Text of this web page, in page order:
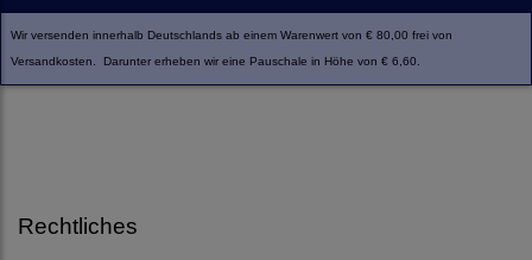
Wir versenden innerhalb Deutschlands ab einem Warenwert von € 80,00 frei von
Versandkosten. Darunter erheben wir eine Pauschale in Höhe von € 6,60.
Rechtliches